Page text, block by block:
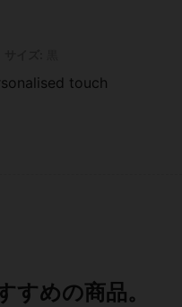
touch
すめの商品。